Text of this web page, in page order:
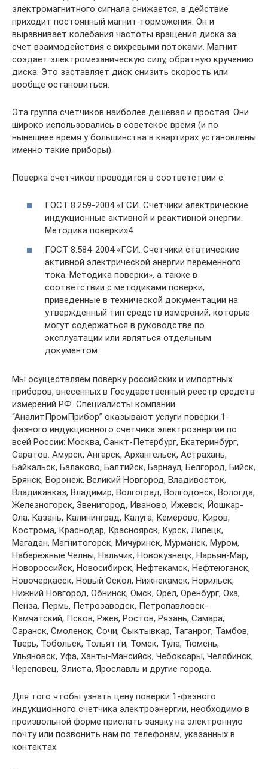
электромагнитного сигнала снижается, в действие
приходит постоянный магнит торможения. Он и
выравнивает колебания частоты вращения диска за
счет взаимодействия с вихревыми потоками. Магнит
создает электромеханическую силу, обратную кручению
диска. Это заставляет диск снизить скорость или
вообще остановиться.
Эта группа счетчиков наиболее дешевая и простая. Они
широко использовались в советское время (и по
нынешнее время у большинства в квартирах установлены
именно такие приборы).
Поверка счетчиков проводится в соответствии с:
ГОСТ 8.259-2004 «ГСИ. Счетчики электрические
индукционные активной и реактивной энергии.
Методика поверки»4
ГОСТ 8.584-2004 «ГСИ. Счетчики статические
активной электрической энергии переменного
тока. Методика поверки», а также в
соответствии с методиками поверки,
приведенные в технической документации на
утвержденный тип средств измерений, которые
могут содержаться в руководстве по
эксплуатации или являться отдельным
документом.
Мы осуществляем поверку российских и импортных
приборов, внесенных в Государственный реестр средств
измерений РФ. Специалисты компании
“АналитПромПрибор” оказывают услуги поверки 1-
фазного индукционного счетчика электроэнергии по
всей России: Москва, Санкт-Петербург, Екатеринбург,
Саратов. Амурск, Ангарск, Архангельск, Астрахань,
Байкальск, Балаково, Балтийск, Барнаул, Белгород, Бийск,
Брянск, Воронеж, Великий Новгород, Владивосток,
Владикавказ, Владимир, Волгоград, Волгодонск, Вологда,
Железногорск, Звенигород, Иваново, Ижевск, Йошкар-
Ола, Казань, Калининград, Калуга, Кемерово, Киров,
Кострома, Краснодар, Красноярск, Курск, Липецк,
Магадан, Магнитогорск, Мичуринск, Мурманск, Муром,
Набережные Челны, Нальчик, Новокузнецк, Нарьян-Мар,
Новороссийск, Новосибирск, Нефтекамск, Нефтеюганск,
Новочеркасск, Новый Оскол, Нижнекамск, Норильск,
Нижний Новгород, Обнинск, Омск, Орёл, Оренбург, Оха,
Пенза, Пермь, Петрозаводск, Петропавловск-
Камчатский, Псков, Ржев, Ростов, Рязань, Самара,
Саранск, Смоленск, Сочи, Сыктывкар, Таганрог, Тамбов,
Тверь, Тобольск, Тольятти, Томск, Тула, Тюмень,
Ульяновск, Уфа, Ханты-Мансийск, Чебоксары, Челябинск,
Череповец, Элиста, Ярославль и другие города.
Для того чтобы узнать цену поверки 1-фазного
индукционного счетчика электроэнергии, необходимо в
произвольной форме прислать заявку на электронную
почту или позвонить нам по телефонам, указанных в
контактах.